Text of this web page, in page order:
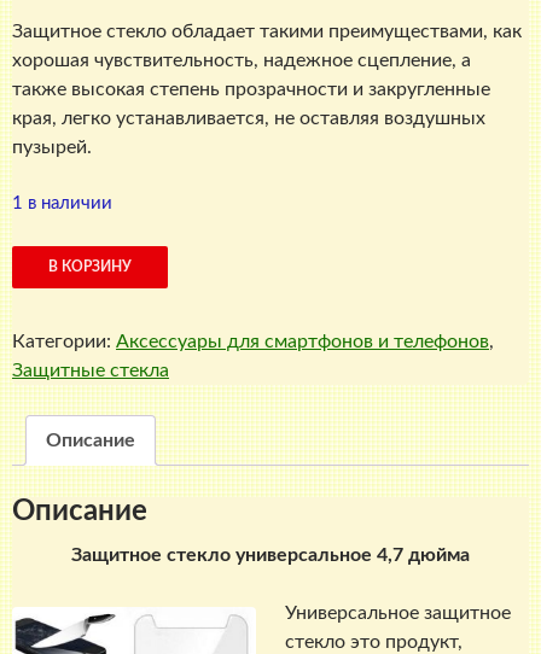
Защитное стекло обладает такими преимуществами, как
хорошая чувствительность, надежное сцепление, а
также высокая степень прозрачности и закругленные
края, легко устанавливается, не оставляя воздушных
пузырей.
1 в наличии
Количество
товара
Защитное
стекло
универсальное
4,7
дюйма
В КОРЗИНУ
Категории: Аксессуары для смартфонов и телефонов,
Защитные стекла
Описание
Описание
Защитное стекло универсальное 4,7 дюйма
Универсальное защитное
стекло это продукт,